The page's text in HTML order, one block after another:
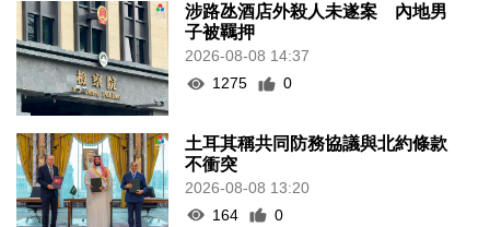
涉路氹酒店外殺人未遂案 內地男
子被羈押
2026-08-08 14:37
1275
0
土耳其稱共同防務協議與北約條款
不衝突
2026-08-08 13:20
164
0